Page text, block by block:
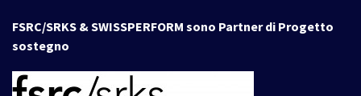
FSRC/SRKS & SWISSPERFORM sono Partner di Progetto
sostegno